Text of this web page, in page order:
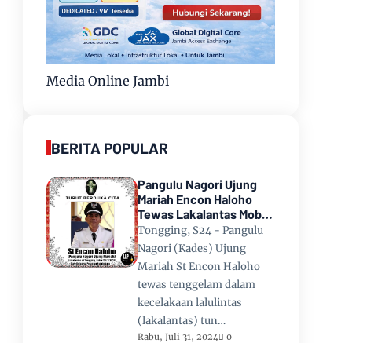
Media Online Jambi
BERITA POPULAR
Pangulu Nagori Ujung
Mariah Encon Haloho
Tewas Lakalantas Mobil
Terjun ke Danau Toba di
Tongging
Tongging, S24 - Pangulu
Nagori (Kades) Ujung
Mariah St Encon Haloho
tewas tenggelam dalam
kecelakaan lalulintas
(lakalantas) tun…
Rabu, Juli 31, 2024 0